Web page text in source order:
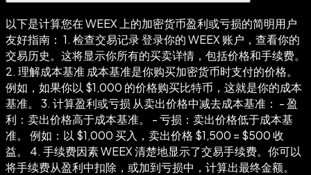
以下是计算您在 WEEX 上的加密货币盈利或亏损的简明用户
友好指南： 1. 检查交易记录 登录你的 WEEX 账户，查看你的
交易历史。这将显示你所有的买卖详情，包括价格和手续费。
2. 理解成本基准 成本基准是你购买加密货币时支付的价格。
例如，如果你以 $1,000 的价格购买比特币，这就是你的成本
基准。 3. 计算盈利或亏损 从卖出价格中减去成本基准： - 盈
利：卖出价格高于成本基准。 - 亏损：卖出价格低于成本基
准。 例如：以 $1,000 买入，卖出价格 $1,500 = $500 收
益。 4. 手续费因素 WEEX 清楚地显示了交易手续费。你可以
将手续费从盈利中扣除，或加到亏损中，计算出最终金额。